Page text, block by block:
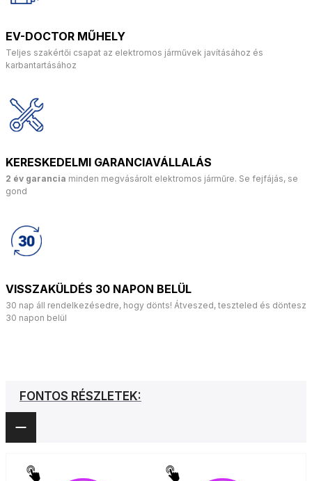
EV-DOCTOR MŰHELY
Teljes szakértői csapat az elektromos járművek javításához és
karbantartásához
KERESKEDELMI GARANCIAVÁLLALÁS
2 év garancia minden megvásárolt elektromos járműre. Se fejfájás, se
gond
VISSZAKÜLDÉS 30 NAPON BELÜL
30 nap áll rendelkezésedre, hogy dönts! Átveszed, teszteled és döntesz
30 napon belül
FONTOS RÉSZLETEK: